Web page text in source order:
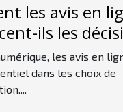
les avis en
ils les
les avis en
dans les choix de